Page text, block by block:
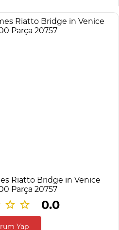
Riatto Bridge in Venice
Parça 20757
0.0
Yap